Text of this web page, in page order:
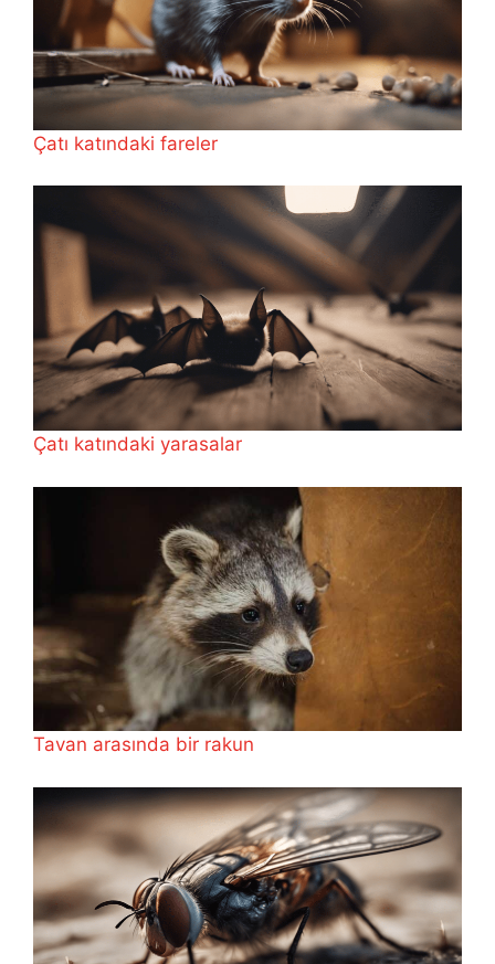
Çatı katındaki fareler
Çatı katındaki yarasalar
Tavan arasında bir rakun